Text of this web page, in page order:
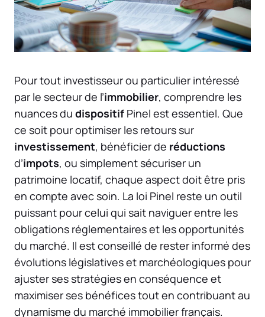
Pour tout investisseur ou particulier intéressé
par le secteur de l’immobilier, comprendre les
nuances du dispositif Pinel est essentiel. Que
ce soit pour optimiser les retours sur
investissement, bénéficier de réductions
d’impots, ou simplement sécuriser un
patrimoine locatif, chaque aspect doit être pris
en compte avec soin. La loi Pinel reste un outil
puissant pour celui qui sait naviguer entre les
obligations réglementaires et les opportunités
du marché. Il est conseillé de rester informé des
évolutions législatives et marchéologiques pour
ajuster ses stratégies en conséquence et
maximiser ses bénéfices tout en contribuant au
dynamisme du marché immobilier français.